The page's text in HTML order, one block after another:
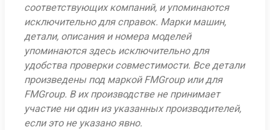
соответствующих компаний, и упоминаются
исключительно для справок. Марки машин,
детали, описания и номера моделей
упоминаются здесь исключительно для
удобства проверки совместимости. Все детали
произведены под маркой FMGroup или для
FMGroup. В их производстве не принимает
участие ни один из указанных производителей,
если это не указано явно.